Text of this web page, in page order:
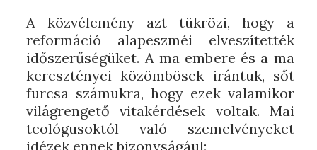
A közvélemény azt tükrözi, hogy a
reformáció alapeszméi elveszítették
időszerűségüket. A ma embere és a ma
keresztényei közömbösek irántuk, sőt
furcsa számukra, hogy ezek valamikor
világrengető vitakérdések voltak. Mai
teológusoktól való szemelvényeket
idézek ennek bizonyságául: